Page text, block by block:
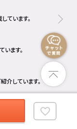
ています。
ます。
介しています。